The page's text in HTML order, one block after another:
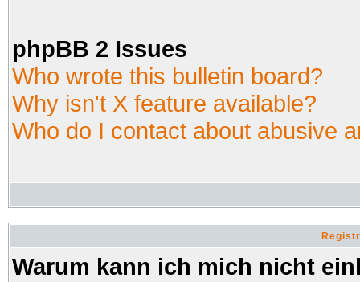
phpBB 2 Issues
Who wrote this bulletin board?
Why isn't X feature available?
Who do I contact about abusive
Warum kann ich mich nicht